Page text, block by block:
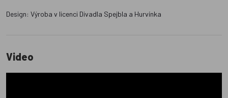
Design: Výroba v licenci Divadla Spejbla a Hurvínka
Video